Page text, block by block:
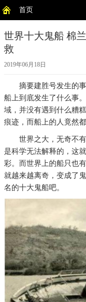
首页
世界十大鬼船 棉
救
2019年06月18日
摘要建胜号发生的
船上到底发生了什么事
域，并没有遇到什么糟
痕迹，而船上的人竟然
世界之大，无奇不
是科学无法解释的，这
彩。而世界上的船只也
就越来越离奇，变成了
名的十大鬼船吧。